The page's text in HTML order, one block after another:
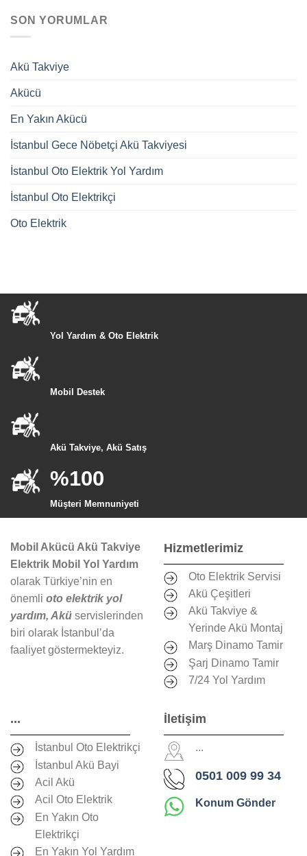
SON YORUMLAR
Akü Takviye
Akücü
En Yakın Akücü
İstanbul Gece Nöbetçi Akü Takviyesi
İstanbul Oto Elektrik Yol Yardım
İstanbul Oto Elektrikçi
Oto Elektrik
Yol Yardım & Oto Elektrik
Mobil Destek
Akü Takviye, Akü Satış
%100
Müşteri Memnuniyeti
Mobil Akücü Akü Takviye
Elektrik Mobil Yol Yardım
olarak Türkiye’nin en
önemli oto elektrik yol
yardım, Akü servislerinden
biri olarak İstanbul’da
faaliyet göstermekteyiz.
Hizmetlerimiz
Oto Elektrik Servisi
Akü Çeşitleri
Akü Takviye &
Yerinde Akü Montaj
Marş Dinamo Tamir
Şarj Dinamo Tamir
7/24 Yol Yardım
...
İstanbul Oto Elektrikçi
İstanbul Akü Bayi
Acil Akü
Acil Oto Elektrik
En Yakın Oto
Elektrikçi
En Yakın Yol Yardım
İletişim
...
0501 009 99 34
Konum Gönder